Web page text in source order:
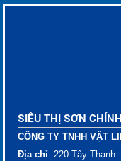
SIÊU THỊ SƠN
CÔNG TY TNHH VẬT
Địa chỉ: 220 Tây Thạnh